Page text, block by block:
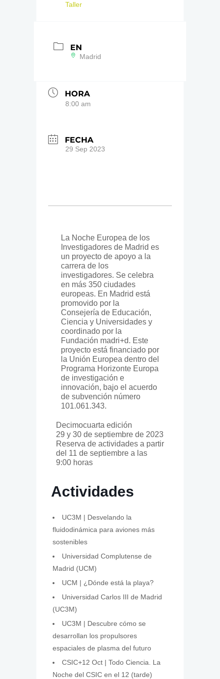
Taller
EN
Madrid
HORA
8:00 am
FECHA
29 Sep 2023
La Noche Europea de los
Investigadores de Madrid es
un proyecto de apoyo a la
carrera de los
investigadores. Se celebra
en más 350 ciudades
europeas. En Madrid está
promovido por la
Consejería de Educación,
Ciencia y Universidades y
coordinado por la
Fundación madri+d. Este
proyecto está financiado por
la Unión Europea dentro del
Programa Horizonte Europa
de investigación e
innovación, bajo el acuerdo
de subvención número
101.061.343.
Decimocuarta edición
29 y 30 de septiembre de 2023
Reserva de actividades a partir
del 11 de septiembre a las
9:00 horas
Actividades
UC3M | Desvelando la
fluidodinámica para aviones más
sostenibles
Universidad Complutense de
Madrid (UCM)
UCM | ¿Dónde está la playa?
Universidad Carlos III de Madrid
(UC3M)
UC3M | Descubre cómo se
desarrollan los propulsores
espaciales de plasma del futuro
CSIC+12 Oct | Todo Ciencia. La
Noche del CSIC en el 12 (tarde)